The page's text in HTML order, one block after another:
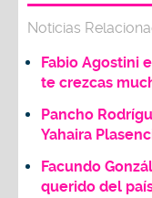
Noticias
Fabio Agostini
te crezcas
Pancho
Yahaira
Facundo
querido del